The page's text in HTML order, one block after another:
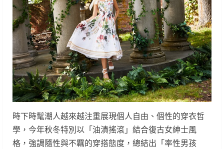
時下時髦潮人越來越注重展現個人自由、個性的穿衣哲
學，今年秋冬特別以「油漬搖滾」結合復古女紳士風
格，強調隨性與不羈的穿搭態度，總結出「率性男孩